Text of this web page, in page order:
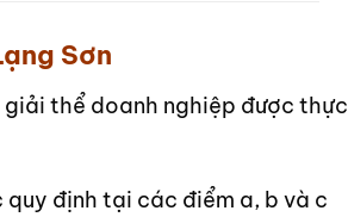
Sơn
thể doanh nghiệp được thực
định tại các điểm a, b và c